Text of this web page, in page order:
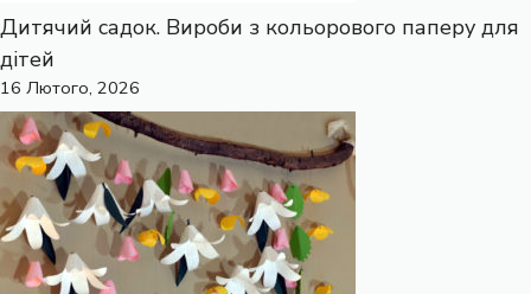
Дитячий садок. Вироби з кольорового паперу для
дітей
16 Лютого, 2026